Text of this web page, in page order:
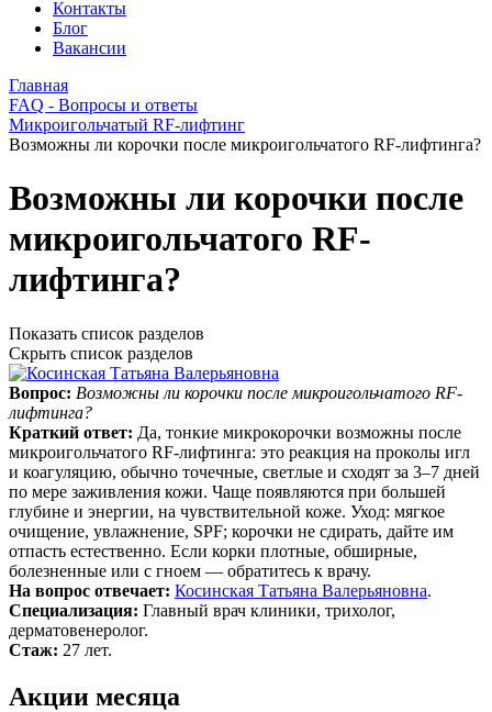
Контакты
Блог
Вакансии
Главная
FAQ - Вопросы и ответы
Микроигольчатый RF-лифтинг
Возможны ли корочки после микроигольчатого RF-лифтинга?
Возможны ли корочки после
микроигольчатого RF-
лифтинга?
Показать список разделов
Скрыть список разделов
Вопрос: Возможны ли корочки после микроигольчатого RF-
лифтинга?
Краткий ответ: Да, тонкие микрокорочки возможны после
микроигольчатого RF‑лифтинга: это реакция на проколы игл
и коагуляцию, обычно точечные, светлые и сходят за 3–7 дней
по мере заживления кожи. Чаще появляются при большей
глубине и энергии, на чувствительной коже. Уход: мягкое
очищение, увлажнение, SPF; корочки не сдирать, дайте им
отпасть естественно. Если корки плотные, обширные,
болезненные или с гноем — обратитесь к врачу.
На вопрос отвечает: Косинская Татьяна Валерьяновна.
Специализация: Главный врач клиники, трихолог,
дерматовенеролог.
Стаж: 27 лет.
Акции месяца